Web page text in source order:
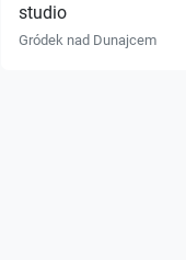
studio
Gródek nad Dunajcem